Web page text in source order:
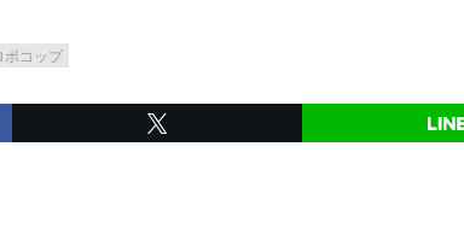
ボコップ